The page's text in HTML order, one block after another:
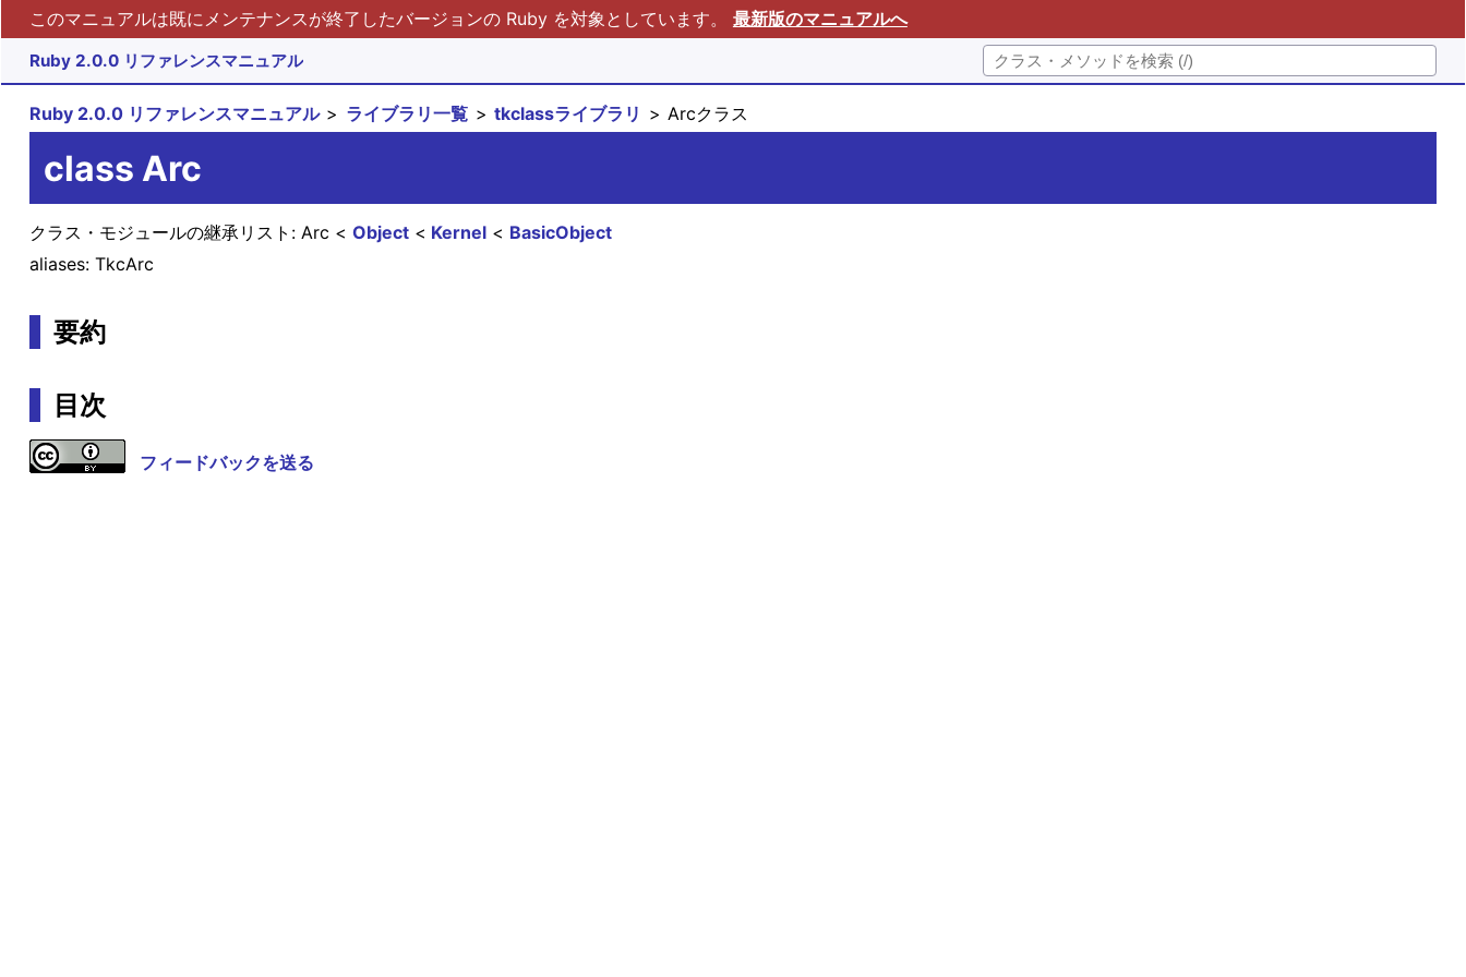
このマニュアルは既にメンテナンスが終了したバージョンの Ruby を対象としています。 最新版のマニュアルへ
Ruby 2.0.0 リファレンスマニュアル
Ruby 2.0.0 リファレンスマニュアル ライブラリ一覧 tkclassライブラリ Arcクラス
class Arc
クラス・モジュールの継承リスト: BasicObject
Kernel
Object
Arc
aliases: TkcArc
要約
目次
フィードバックを送る